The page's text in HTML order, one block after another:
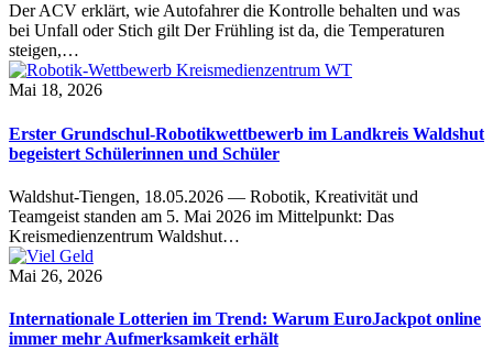
Der ACV erklärt, wie Autofahrer die Kontrolle behalten und was
bei Unfall oder Stich gilt Der Frühling ist da, die Temperaturen
steigen,…
Mai 18, 2026
Erster Grundschul-Robotikwettbewerb im Landkreis Waldshut
begeistert Schülerinnen und Schüler
Waldshut-Tiengen, 18.05.2026 — Robotik, Kreativität und
Teamgeist standen am 5. Mai 2026 im Mittelpunkt: Das
Kreismedienzentrum Waldshut…
Mai 26, 2026
Internationale Lotterien im Trend: Warum EuroJackpot online
immer mehr Aufmerksamkeit erhält